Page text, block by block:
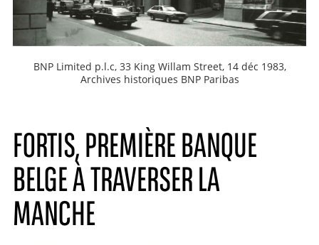
BNP Limited p.l.c, 33 King Willam Street, 14 déc 1983,
Archives historiques BNP Paribas
FORTIS, PREMIÈRE BANQUE
BELGE À TRAVERSER LA
MANCHE